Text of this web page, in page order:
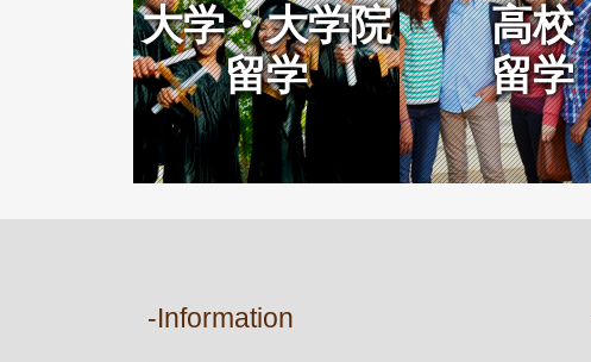
大学・大学院
留学
高校
留学
-Information